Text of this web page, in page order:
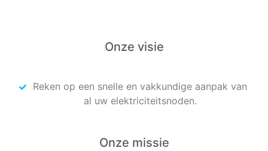
Onze visie
Reken op een snelle en vakkundige aanpak van
al uw elektriciteitsnoden.
Onze missie